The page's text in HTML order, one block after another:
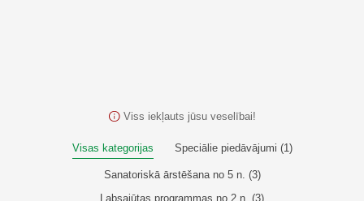
Viss iekļauts jūsu veselībai!
Visas kategorijas Speciālie piedāvājumi (1)
Sanatoriskā ārstēšana no 5 n. (3)
Labsajūtas programmas no 2 n. (3)